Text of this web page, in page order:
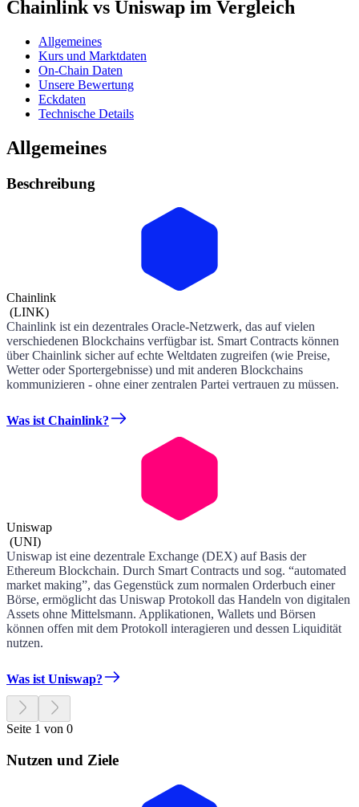
Chainlink vs Uniswap im Vergleich
Allgemeines
Kurs und Marktdaten
On-Chain Daten
Unsere Bewertung
Eckdaten
Technische Details
Allgemeines
Beschreibung
Chainlink
(LINK)
Chainlink ist ein dezentrales Oracle-Netzwerk, das auf vielen
verschiedenen Blockchains verfügbar ist. Smart Contracts können
über Chainlink sicher auf echte Weltdaten zugreifen (wie Preise,
Wetter oder Sportergebnisse) und mit anderen Blockchains
kommunizieren - ohne einer zentralen Partei vertrauen zu müssen.
Was ist Chainlink?
Uniswap
(UNI)
Uniswap ist eine dezentrale Exchange (DEX) auf Basis der
Ethereum Blockchain. Durch Smart Contracts und sog. “automated
market making”, das Gegenstück zum normalen Orderbuch einer
Börse, ermöglicht das Uniswap Protokoll das Handeln von digitalen
Assets ohne Mittelsmann. Applikationen, Wallets und Börsen
können offen mit dem Protokoll interagieren und dessen Liquidität
nutzen.
Was ist Uniswap?
Seite 1 von 0
Nutzen und Ziele